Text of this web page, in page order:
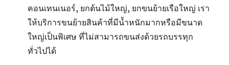
คอนเทนเนอร์, ยกต้นไม้ใหญ่, ยกขนย้ายเรือใหญ่ เรา
ให้บริการขนย้ายสินค้าที่มีน้ำหนักมากหรือมีขนาด
ใหญ่เป็นพิเศษ ที่ไม่สามารถขนส่งด้วยรถบรรทุก
ทั่วไปได้